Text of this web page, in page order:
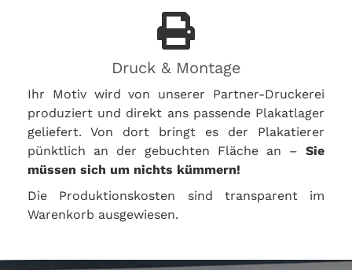
Druck & Montage
Ihr Motiv wird von unserer Partner-Druckerei
produziert und direkt ans passende Plakatlager
geliefert. Von dort bringt es der Plakatierer
pünktlich an der gebuchten Fläche an – Sie
müssen sich um nichts kümmern!
Die Produktionskosten sind transparent im
Warenkorb ausgewiesen.